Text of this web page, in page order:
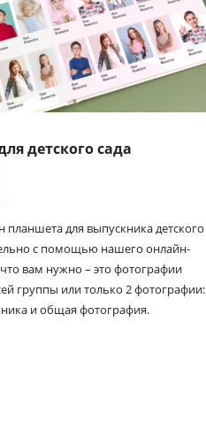
детского сада
планшета для выпускника детского
с помощью нашего онлайн-
что вам нужно – это фотографии
группы или только 2 фотографии:
и общая фотография.